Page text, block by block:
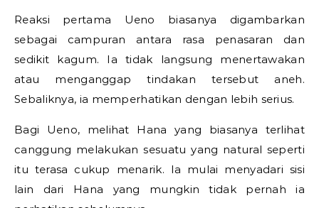
Reaksi pertama Ueno biasanya digambarkan
sebagai campuran antara rasa penasaran dan
sedikit kagum. Ia tidak langsung menertawakan
atau menganggap tindakan tersebut aneh.
Sebaliknya, ia memperhatikan dengan lebih serius.
Bagi Ueno, melihat Hana yang biasanya terlihat
canggung melakukan sesuatu yang natural seperti
itu terasa cukup menarik. Ia mulai menyadari sisi
lain dari Hana yang mungkin tidak pernah ia